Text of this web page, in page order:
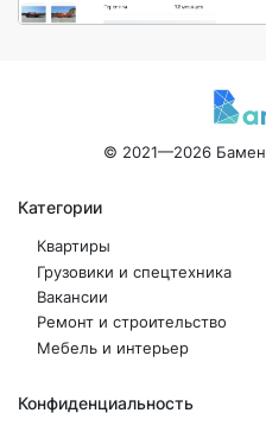
© 2021—2026 Бамен
Категории
Квартиры
Грузовики и спецтехника
Вакансии
Ремонт и строительство
Мебель и интерьер
Конфиденциальность